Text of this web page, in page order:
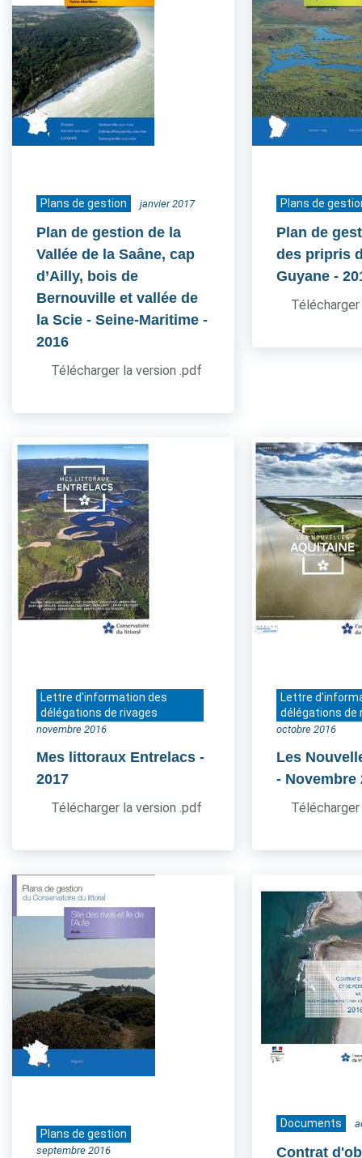
Plans de gestion janvier 2017
Plan de gestion de la
Vallée de la Saâne, cap
d’Ailly, bois de
Bernouville et vallée de
la Scie - Seine-Maritime -
2016
Télécharger la version .pdf
Plans de
Plan de
des pripris
Guyane -
Lettre d'information des
délégations de rivages
novembre 2016
Mes littoraux Entrelacs -
2017
Télécharger la version .pdf
Lettre
délégations de
octobre 2016
Les
- Novembre
Plans de gestion
septembre 2016
Documents
Contrat